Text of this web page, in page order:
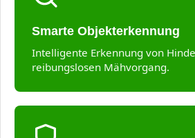
Smarte Objekterkennung
Intelligente Erkennung von
reibungslosen Mähvorgang.